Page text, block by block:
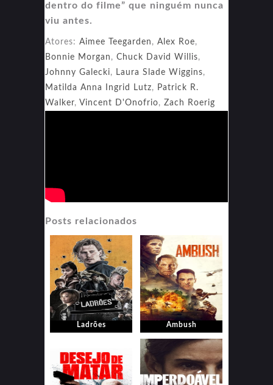
dentro do filme” que ninguém nunca
viu antes.
Atores: Aimee Teegarden , Alex Roe,
Bonnie Morgan , Chuck David Willis,
Johnny Galecki, Laura Slade Wiggins,
Matilda Anna Ingrid Lutz, Patrick R.
Walker, Vincent D'Onofrio, Zach Roerig
Posts relacionados
Ladrões Ambush